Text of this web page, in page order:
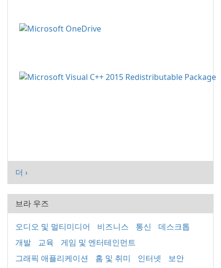
더 ›
브라 우즈
오디오 및 멀티미디어 비즈니스 통신
데스크톱
개발
교육
게임 및 엔터테인먼트
그래픽 애플리케이션
홈 및 취미 인터넷
보안